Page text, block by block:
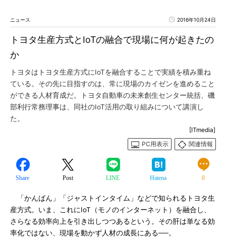
ニュース 2016年10月24日
トヨタ生産方式とIoTの融合で現場に何が起きたの
か
トヨタはトヨタ生産方式にIoTを融合することで実績を積み重ね
ている。その先に目指すのは、常に現場のカイゼンを進めること
ができる人材育成だ。トヨタ自動車の未来創生センター統括、磯
部利行常務理事は、同社のIoT活用の取り組みについて講演し
た。
[ITmedia]
PC用表示
関連情報
Share Post LINE Hatena 0
「かんばん」「ジャストインタイム」などで知られるトヨタ生
産方式。いま、これにIoT（モノのインターネット）を融合し、
さらなる効率向上を引き出しつつあるという。その肝は単なる効
率化ではない、現場を動かず人材の成長にある──。